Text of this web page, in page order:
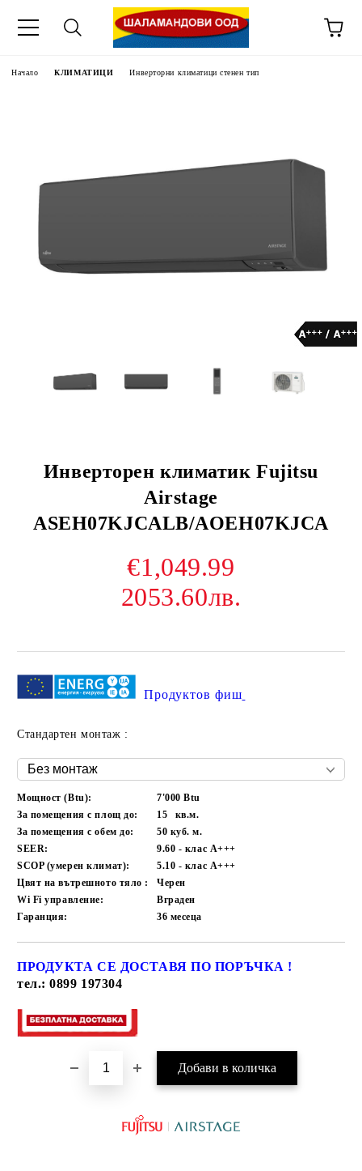
Начало КЛИМАТИЦИ Инверторни климатици стенен тип
Инверторен климатик Fujitsu
Airstage
ASEH07KJCALB/AOEH07KJCA
€1,049.99
2053.60лв.
Продуктов фиш
Стандартен монтаж :
Мощност (Btu):
7'000 Btu
За помещения с площ до:
15
кв.м.
За помещения с обем до:
50 куб. м.
SEER:
9.60 - клас A+++
SCOP (умерен климат):
5.10 - клас A+++
Цвят на вътрешното тяло :
Черен
Wi Fi управление:
Вграден
Гаранция:
36 месеца
ПРОДУКТА СЕ ДОСТАВЯ ПО ПОРЪЧКА !
тел.: 0899 197304